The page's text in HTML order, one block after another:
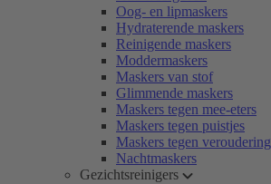
Oog- en lipmaskers
Hydraterende maskers
Reinigende maskers
Moddermaskers
Maskers van stof
Glimmende maskers
Maskers tegen mee-eters
Maskers tegen puistjes
Maskers tegen veroudering
Nachtmaskers
Gezichtsreinigers